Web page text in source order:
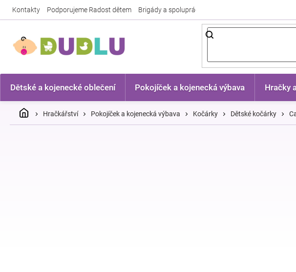
Kontakty Podporujeme Radost dětem Brigády a spolupráce
Dětské a kojenecké oblečení Pokojíček a kojenecká výbava Hračky
DomůHračkářství Pokojíček a kojenecká výbava Kočárky Dětské kočárky